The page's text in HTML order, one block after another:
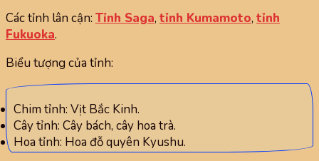
Các tỉnh lân cận: Tỉnh Saga, tỉnh Kumamoto, tỉnh
Fukuoka.
Biểu tượng của tỉnh:
Chim tỉnh: Vịt Bắc Kinh.
Cây tỉnh: Cây bách, cây hoa trà.
Hoa tỉnh: Hoa đỗ quyên Kyushu.